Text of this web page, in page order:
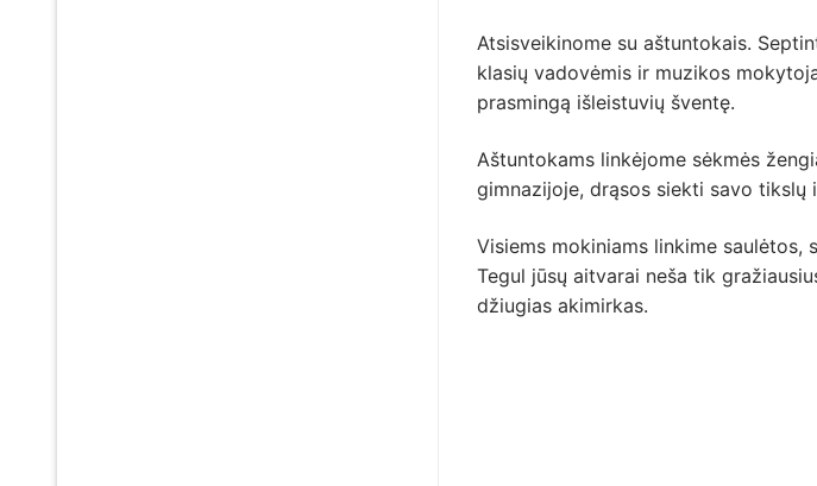
Atsisveikinome su aštuntokais.
klasių vadovėmis ir muzikos
prasmingą išleistuvių šventę.
Aštuntokams linkėjome sėkmės
gimnazijoje, drąsos siekti savo tikslų
Visiems mokiniams linkime saulėtos,
Tegul jūsų aitvarai neša tik
džiugias akimirkas.